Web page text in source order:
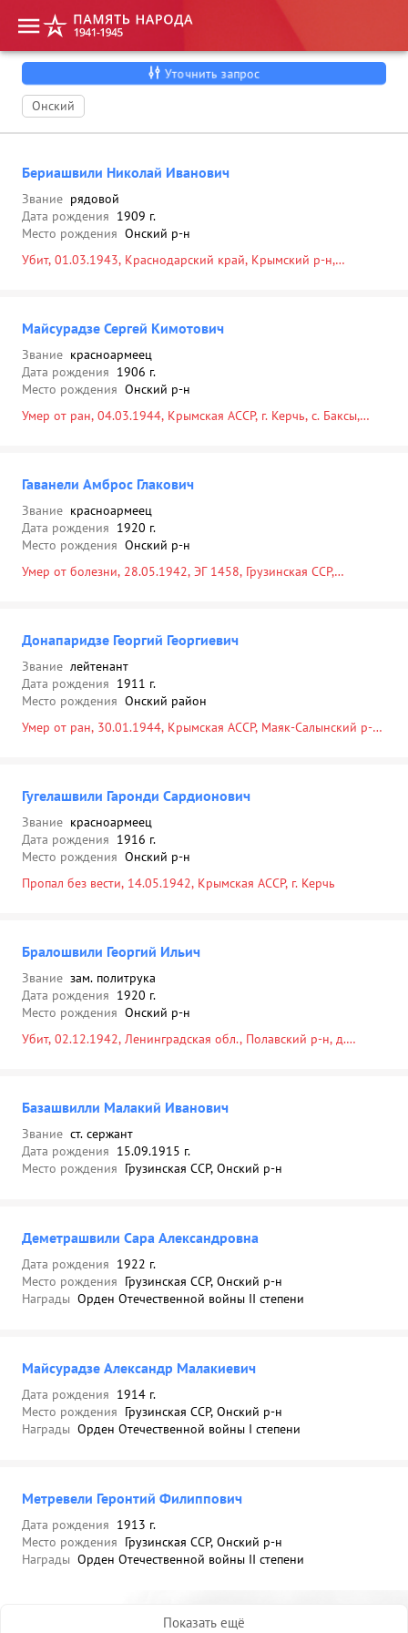
Уточнить запрос
Онский
Бериашвили Николай Иванович
Звание рядовой
Дата рождения 1909 г.
Место рождения Онский р-н
Убит, 01.03.1943, Краснодарский край, Крымский р-н,
Майсурадзе Сергей Кимотович
Звание красноармеец
Дата рождения 1906 г.
Место рождения Онский р-н
Умер от ран, 04.03.1944, Крымская АССР, г. Керчь, с. Баксы,
Гаванели Амброс Глакович
Звание красноармеец
Дата рождения 1920 г.
Место рождения Онский р-н
Умер от болезни, 28.05.1942, ЭГ 1458, Грузинская ССР,
Донапаридзе Георгий Георгиевич
Звание лейтенант
Дата рождения 1911 г.
Место рождения Онский район
Умер от ран, 30.01.1944, Крымская АССР, Маяк-Салынский р-н,
Гугелашвили Гаронди Сардионович
Звание красноармеец
Дата рождения 1916 г.
Место рождения Онский р-н
Пропал без вести, 14.05.1942, Крымская АССР, г. Керчь
Бралошвили Георгий Ильич
Звание зам. политрука
Дата рождения 1920 г.
Место рождения Онский р-н
Убит, 02.12.1942, Ленинградская обл., Полавский р-н, д.
Базашвилли Малакий Иванович
Звание ст. сержант
Дата рождения 15.09.1915 г.
Место рождения Грузинская ССР, Онский р-н
Деметрашвили Сара Александровна
Дата рождения 1922 г.
Место рождения Грузинская ССР, Онский р-н
Награды Орден Отечественной войны II степени
Майсурадзе Александр Малакиевич
Дата рождения 1914 г.
Место рождения Грузинская ССР, Онский р-н
Награды Орден Отечественной войны I степени
Метревели Геронтий Филиппович
Дата рождения 1913 г.
Место рождения Грузинская ССР, Онский р-н
Награды Орден Отечественной войны II степени
Показать ещё